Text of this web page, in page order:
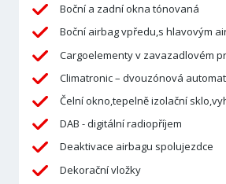
Boční a zadní okna tónovaná
Boční airbag vpředu,s hlavovým
Cargoelementy v zavazadlovém
Climatronic – dvouzónová
Čelní okno,tepelně izolační
DAB - digitální radiopříjem
Deaktivace airbagu spolujezdce
Dekorační vložky